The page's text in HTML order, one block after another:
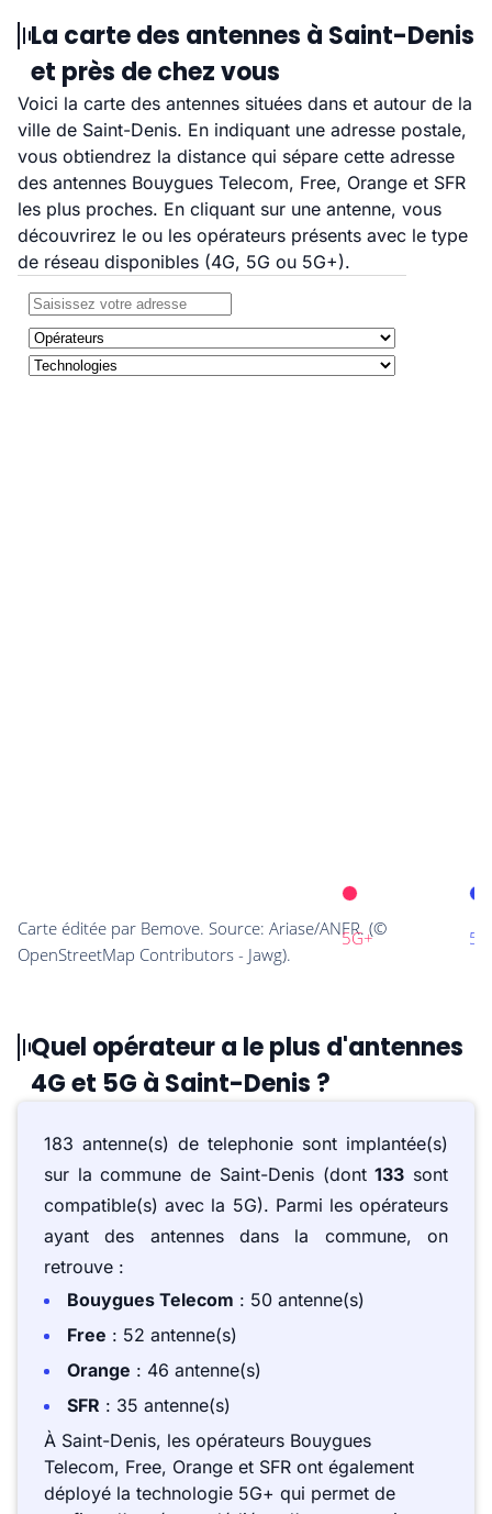
La carte des antennes à Saint-Denis
et près de chez vous
Voici la carte des antennes situées dans et autour de la
ville de Saint-Denis. En indiquant une adresse postale,
vous obtiendrez la distance qui sépare cette adresse
des antennes Bouygues Telecom, Free, Orange et SFR
les plus proches. En cliquant sur une antenne, vous
découvrirez le ou les opérateurs présents avec le type
de réseau disponibles (4G, 5G ou 5G+).
Quel opérateur a le plus d'antennes
4G et 5G à Saint-Denis ?
183 antenne(s) de telephonie sont implantée(s)
sur la commune de Saint-Denis (dont133 sont
compatible(s) avec la 5G). Parmi les opérateurs
ayant des antennes dans la commune, on
retrouve :
Bouygues Telecom : 50 antenne(s)
Free : 52 antenne(s)
Orange : 46 antenne(s)
SFR : 35 antenne(s)
À Saint-Denis, les opérateurs Bouygues
Telecom, Free, Orange et SFR ont également
déployé la technologie 5G+ qui permet de